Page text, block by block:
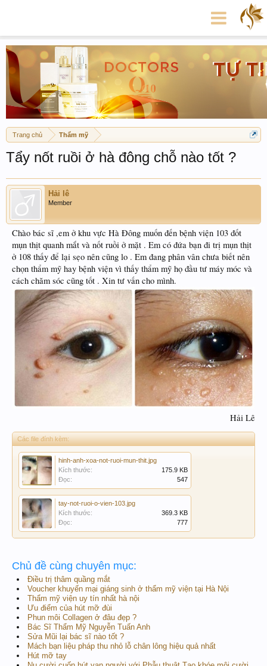
Trang chủ Thẩm mỹ
Tẩy nốt ruồi ở hà đông chỗ nào tốt ?
Hải lê
Member
Chào bác sĩ ,em ở khu vực Hà Đông muốn đến bệnh viện 103 đốt
mụn thịt quanh mắt và nốt ruồi ở mặt . Em có đứa bạn đi trị mụn thịt
ở 108 thấy để lại sẹo nên cũng lo . Em đang phân vân chưa biết nên
chọn thẩm mỹ hay bệnh viện vì thấy thẩm mỹ họ đầu tư máy móc và
cách chăm sóc cũng tốt . Xin tư vấn cho mình.
Hải Lê​
Các file đính kèm:
hinh-anh-xoa-not-ruoi-mun-thit.jpg
Kích thước:
175.9 KB
Đọc:
547
tay-not-ruoi-o-vien-103.jpg
Kích thước:
369.3 KB
Đọc:
777
Chủ đề cùng chuyên mục:
Điều trị thâm quầng mắt
Voucher khuyến mại giáng sinh ở thẩm mỹ viện tại Hà Nội
Thẩm mỹ viện uy tín nhất hà nội
Ưu điểm của hút mỡ đùi
Phun môi Collagen ở đâu đẹp ?
Bác Sĩ Thẩm Mỹ Nguyễn Tuấn Anh
Sửa Mũi lại bác sĩ nào tốt ?
Mách bạn liệu pháp thu nhỏ lỗ chân lông hiệu quả nhất
Hút mỡ tay